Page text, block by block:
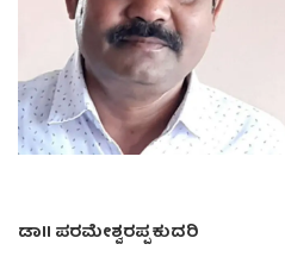
ಡಾII ಪರಮೇಶ್ವರಪ್ಪ ಕುದರಿ